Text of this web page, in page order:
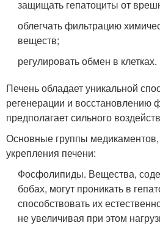
защищать гепатоциты от
облегчать фильтрацию
веществ;
регулировать обмен в клетках.
Печень обладает уникальной
регенерации и восстановлению
предполагает сильного
Основные группы
укрепления печени:
Фосфолипиды. Вещества,
бобах, могут проникать в
способствовать их
не увеличивая при этом